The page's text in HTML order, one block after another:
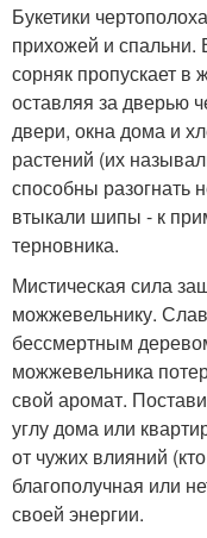
Букетики
прихожей и спальни.
сорняк пропускает
оставляя за дверью
двери, окна дома и
растений (их
способны разогнать
втыкали шипы - к
терновника.
Мистическая сила
можжевельнику.
бессмертным
можжевельника
свой аромат.
углу дома или
от чужих влияний
благополучная или
своей энергии.